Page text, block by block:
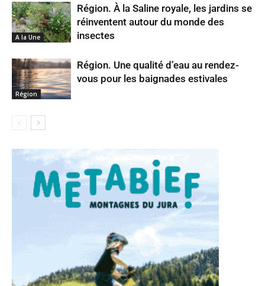
A la Une
Région. À la Saline royale, les jardins se
réinventent autour du monde des
insectes
Région
Région. Une qualité d’eau au rendez-
vous pour les baignades estivales